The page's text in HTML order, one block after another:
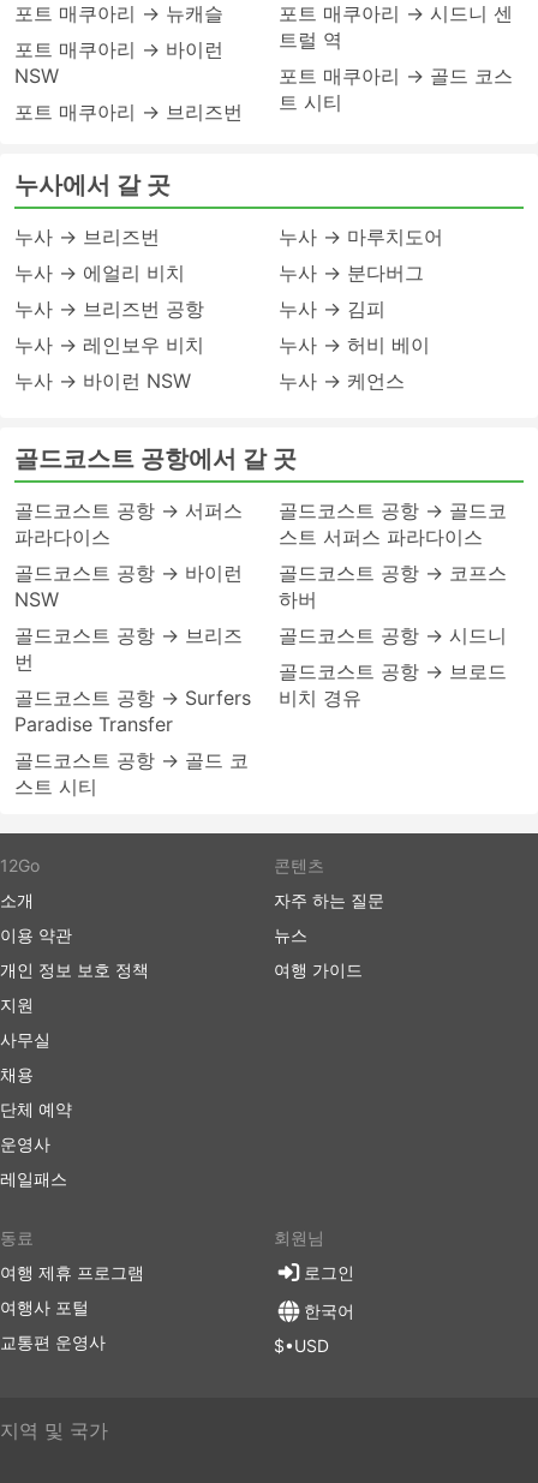
포트 매쿠아리 → 뉴캐슬
포트 매쿠아리 → 바이런
NSW
포트 매쿠아리 → 브리즈번
포트 매쿠아리 → 시드니 센
트럴 역
포트 매쿠아리 → 골드 코스
트 시티
누사에서 갈 곳
누사 → 브리즈번
누사 → 에얼리 비치
누사 → 브리즈번 공항
누사 → 레인보우 비치
누사 → 바이런 NSW
누사 → 마루치도어
누사 → 분다버그
누사 → 김피
누사 → 허비 베이
누사 → 케언스
골드코스트 공항에서 갈 곳
골드코스트 공항 → 서퍼스
파라다이스
골드코스트 공항 → 바이런
NSW
골드코스트 공항 → 브리즈
번
골드코스트 공항 → Surfers
Paradise Transfer
골드코스트 공항 → 골드 코
스트 시티
골드코스트 공항 → 골드코
스트 서퍼스 파라다이스
골드코스트 공항 → 코프스
하버
골드코스트 공항 → 시드니
골드코스트 공항 → 브로드
비치 경유
12Go
소개
이용 약관
개인 정보 보호 정책
지원
사무실
채용
단체 예약
운영사
레일패스
콘텐츠
자주 하는 질문
뉴스
여행 가이드
동료
여행 제휴 프로그램
여행사 포털
교통편 운영사
회원님
로그인
한국어
$•USD
지역 및 국가